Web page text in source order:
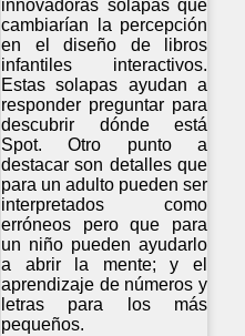
innovadoras solapas que
cambiarían la percepción
en el diseño de libros
infantiles interactivos.
Estas solapas ayudan a
responder preguntar para
descubrir dónde está
Spot. Otro punto a
destacar son detalles que
para un adulto pueden ser
interpretados como
erróneos pero que para
un niño pueden ayudarlo
a abrir la mente; y el
aprendizaje de números y
letras para los más
pequeños.